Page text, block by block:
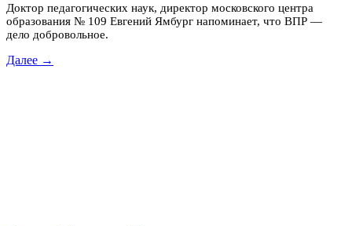
Доктор педагогических наук, директор московского центра
образования № 109 Евгений Ямбург напоминает, что ВПР —
дело добровольное.
Далее →